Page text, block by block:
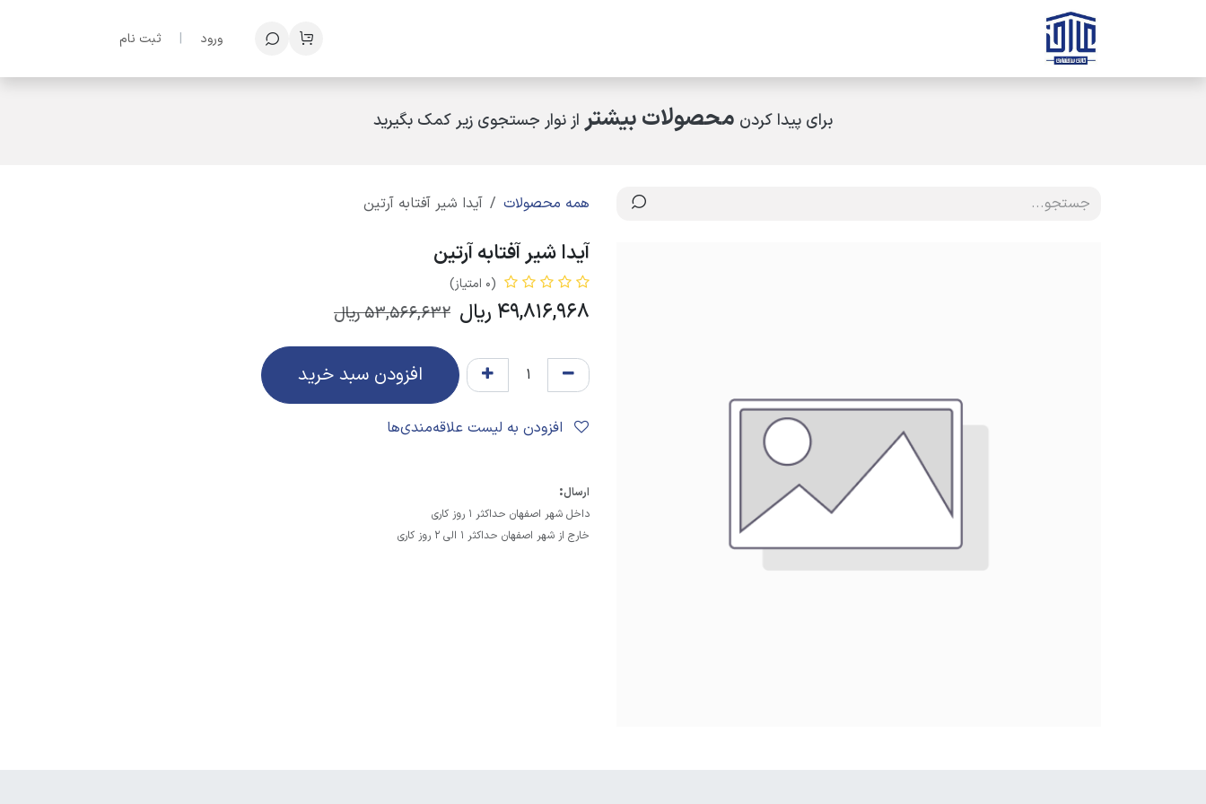
صرف نظر و مشاهده محتوا
ورود | ثبت نام
برای پیدا کردن محصولات بیشتر از نوار جستجوی زیر کمک بگیرید
همه محصولات آیدا شیر آفتابه آرتین
آیدا شیر آفتابه آرتین
(0 امتیاز)
49,816,968 ریال 53,566,632ریال
افزودن سبد خرید
ارسال:
داخل شهر اصفهان حداکثر 1 روز کاری
خارج از شهر اصفهان حداکثر 1 الی 2 روز کاری